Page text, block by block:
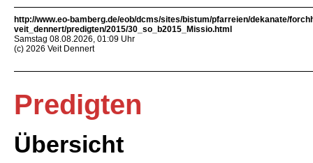
http://www.eo-bamberg.de/eob/dcms/sites/bistum/pfarreien/dekanate/
veit_dennert/predigten/2015/30_so_b2015_Missio.html
Samstag 08.08.2026, 01:09 Uhr
(c) 2026 Veit Dennert
Predigten
Übersicht